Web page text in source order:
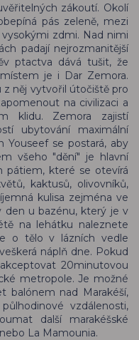
zákoutí. Okolí
pás zeleně, mezi
zdmi. Nad nimi
padají nejrozmanitější
ptactva dává tušit, že
je i Dar Zemora.
z něj vytvořil útočiště pro
na civilizaci a
klidu. Zemora zajistí
ubytování maximální
Youseef se postará, aby
všeho "dění" je hlavní
pátiem, které se otevírá
kaktusů, olivovníků,
kulisa zejména ve
den u bazénu, který je v
na lehátku naleznete
o tělo v lázních vedle
náplň dne. Pokud
20minutovou
metropole. Je možné
balónem nad Marakéší,
vzdálenosti,
další marakéšské
La Mamounia.